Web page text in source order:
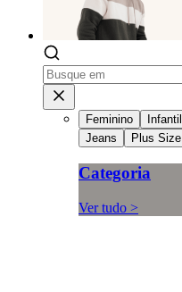
Feminino Infantil
Jeans
Plus Size
Categoria
Ver tudo >